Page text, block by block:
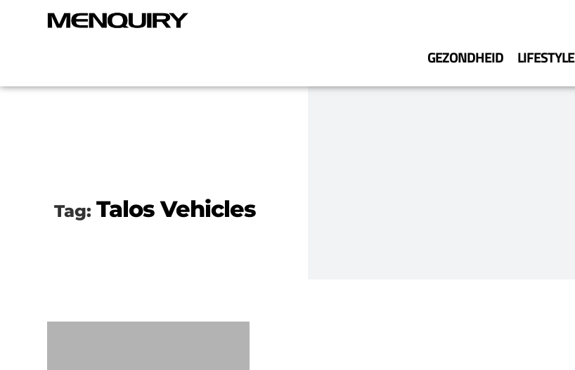
GEZONDHEID LIFESTYLE
Tag:Talos Vehicles